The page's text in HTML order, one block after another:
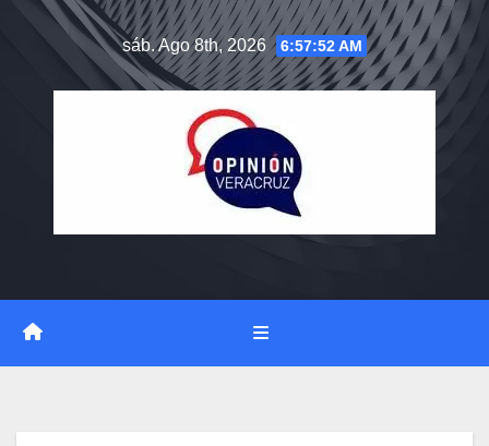
sáb. Ago 8th, 2026 6:57:53 AM